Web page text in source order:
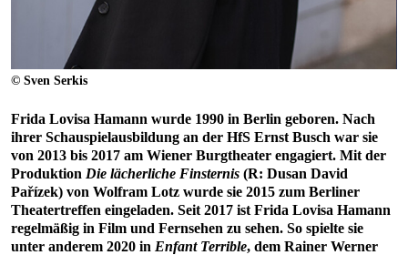
© Sven Serkis
Frida Lovisa Hamann wurde 1990 in Berlin geboren. Nach
ihrer Schauspielausbildung an der HfS Ernst Busch war sie
von 2013 bis 2017 am Wiener Burgtheater engagiert. Mit der
Produktion Die lächerliche Finsternis (R: Dusan David
Pařízek) von Wolfram Lotz wurde sie 2015 zum Berliner
Theatertreffen eingeladen. Seit 2017 ist Frida Lovisa Hamann
regelmäßig in Film und Fernsehen zu sehen. So spielte sie
unter anderem 2020 in Enfant Terrible, dem Rainer Werner